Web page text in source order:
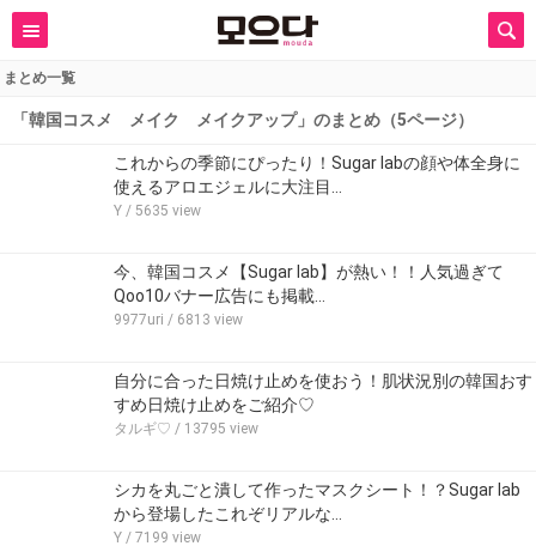
まとめ一覧
「韓国コスメ メイク メイクアップ」のまとめ（5ページ）
これからの季節にぴったり！Sugar labの顔や体全身に
使えるアロエジェルに大注目…
Y / 5635 view
今、韓国コスメ【Sugar lab】が熱い！！人気過ぎて
Qoo10バナー広告にも掲載…
9977uri / 6813 view
自分に合った日焼け止めを使おう！肌状況別の韓国おす
すめ日焼け止めをご紹介♡
タルギ♡ / 13795 view
シカを丸ごと潰して作ったマスクシート！？Sugar lab
から登場したこれぞリアルな…
Y / 7199 view